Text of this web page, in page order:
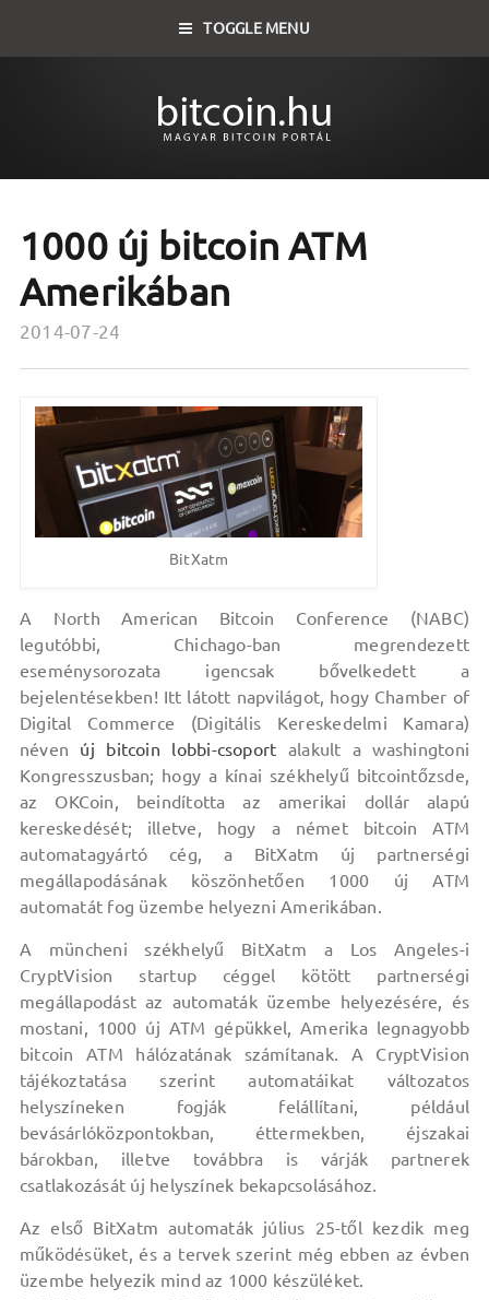
TOGGLE MENU
1000 új bitcoin ATM
Amerikában
2014-07-24
BitXatm
A North American Bitcoin Conference (NABC)
legutóbbi, Chichago-ban megrendezett
eseménysorozata igencsak bővelkedett a
bejelentésekben! Itt látott napvilágot, hogy Chamber of
Digital Commerce (Digitális Kereskedelmi Kamara)
néven új bitcoin lobbi-csoport alakult a washingtoni
Kongresszusban; hogy a kínai székhelyű bitcointőzsde,
az OKCoin, beindította az amerikai dollár alapú
kereskedését; illetve, hogy a német bitcoin ATM
automatagyártó cég, a BitXatm új partnerségi
megállapodásának köszönhetően 1000 új ATM
automatát fog üzembe helyezni Amerikában.
A müncheni székhelyű BitXatm a Los Angeles-i
CryptVision startup céggel kötött partnerségi
megállapodást az automaták üzembe helyezésére, és
mostani, 1000 új ATM gépükkel, Amerika legnagyobb
bitcoin ATM hálózatának számítanak. A CryptVision
tájékoztatása szerint automatáikat változatos
helyszíneken fogják felállítani, például
bevásárlóközpontokban, éttermekben, éjszakai
bárokban, illetve továbbra is várják partnerek
csatlakozását új helyszínek bekapcsolásához.
Az első BitXatm automaták július 25-től kezdik meg
működésüket, és a tervek szerint még ebben az évben
üzembe helyezik mind az 1000 készüléket.